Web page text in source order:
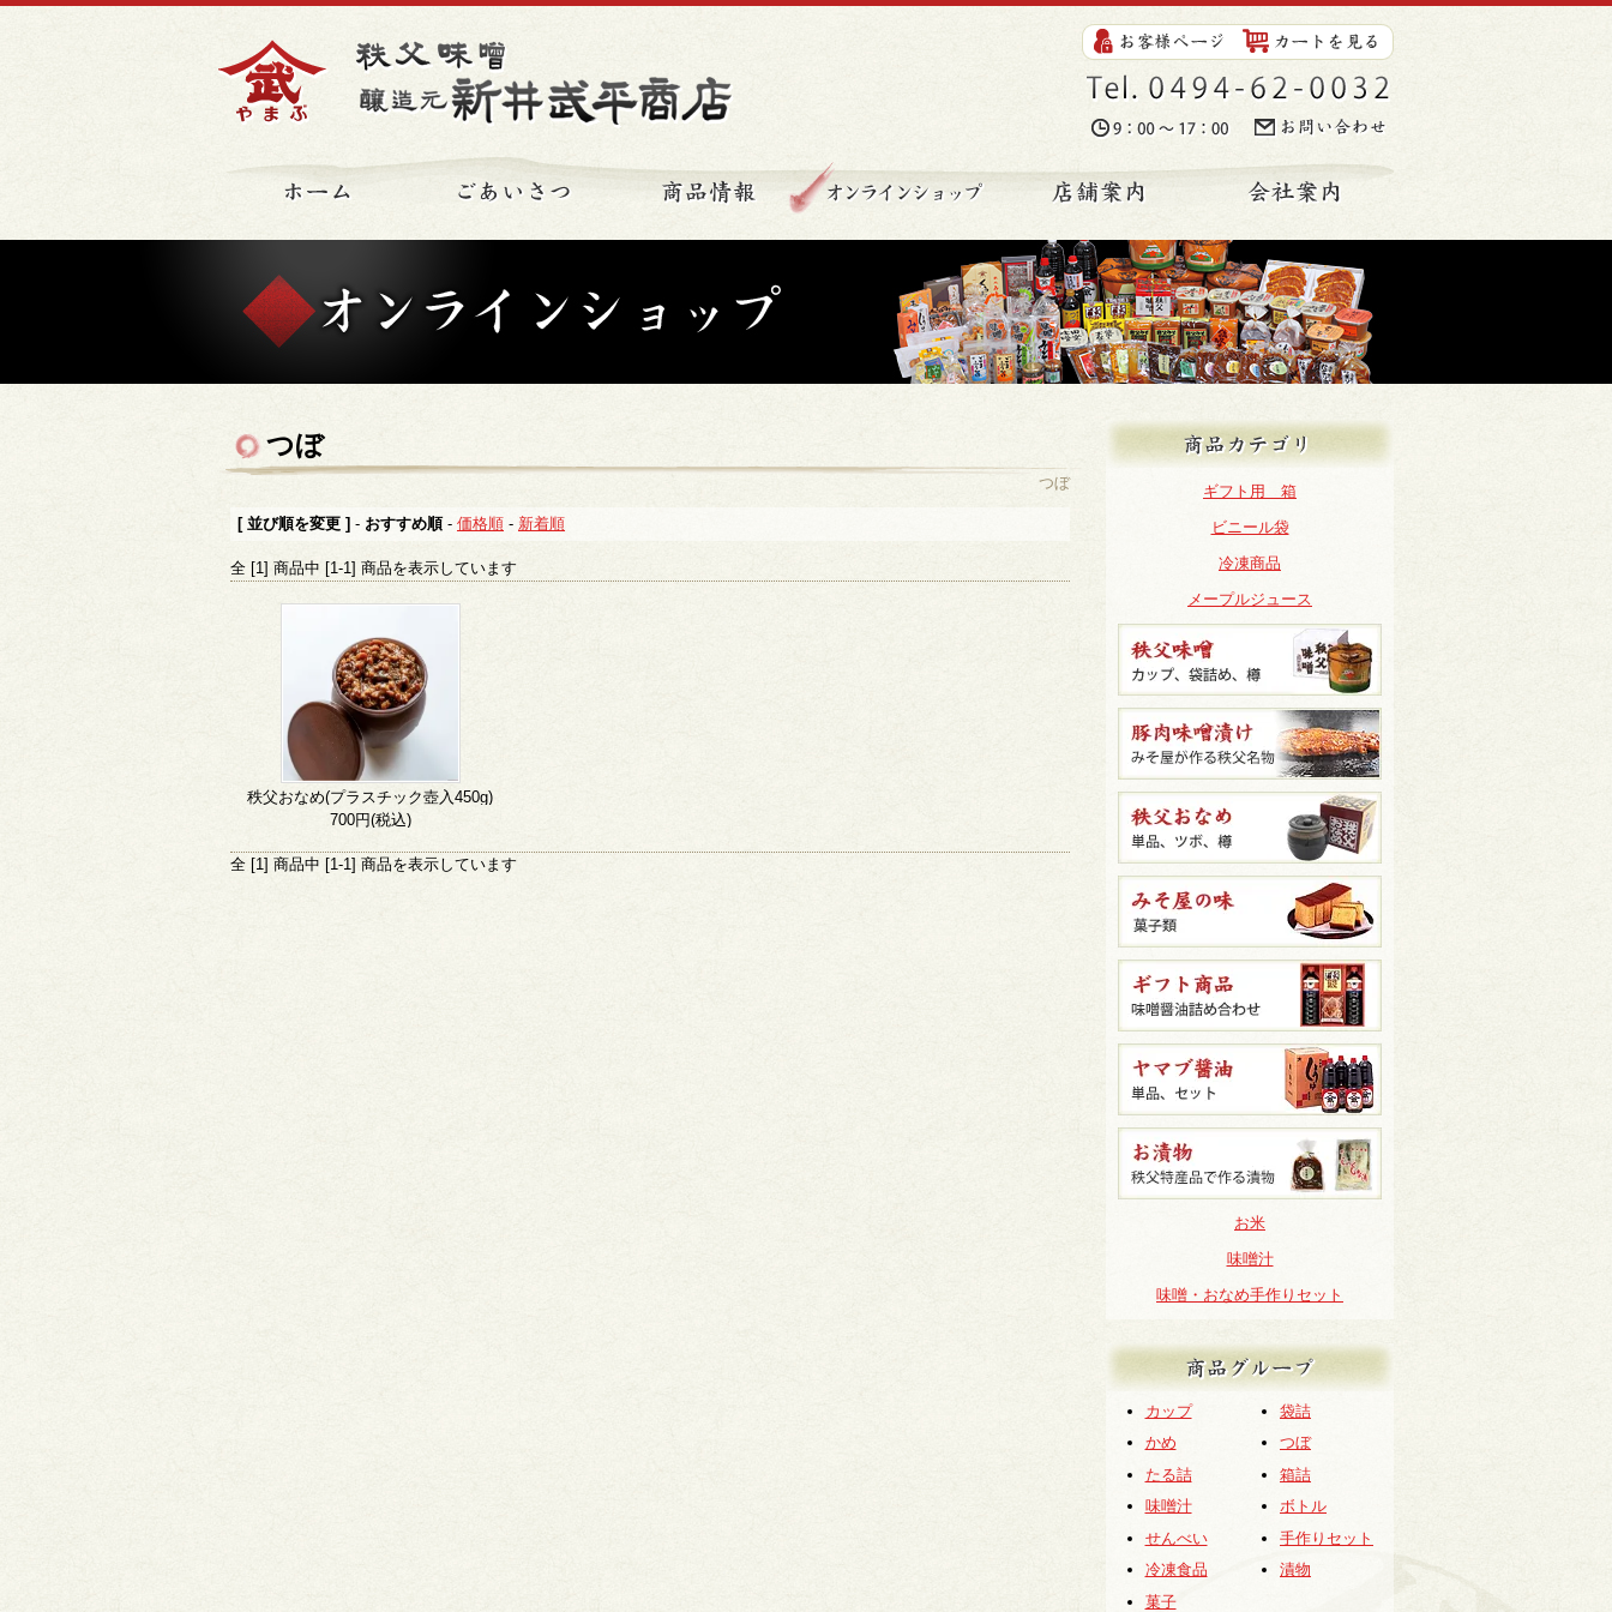
時間. 9:00～17:00
ホーム ごあいさつ 商品情報 オンラインショップ 店舗案内
つぼ
つぼ
[ 並び順を変更 ] - おすすめ順- 価格順 - 新着順
全 [1] 商品中 [1-1] 商品を表示しています
秩父おなめ(プラスチック壺入450g)
700円(税込)
全 [1] 商品中 [1-1] 商品を表示しています
ギフト用 箱
ビニール袋
冷凍商品
メープルジュース
お米
味噌汁
味噌・おなめ手作りセット
カップ
袋詰
かめ
つぼ
たる詰
箱詰
味噌汁
ボトル
せんべい
手作りセット
冷凍食品
漬物
菓子